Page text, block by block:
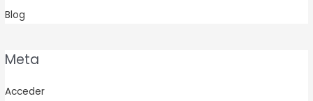
Blog
Meta
Acceder